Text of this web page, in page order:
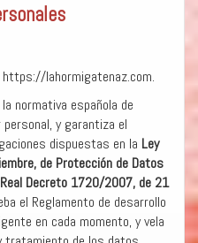
lahormigatenaz.com.
normativa española de
y garantiza el
dispuestas en la Ley
de Protección de Datos
Decreto 1720/2007, de 21
el Reglamento de desarrollo
en cada momento, y vela